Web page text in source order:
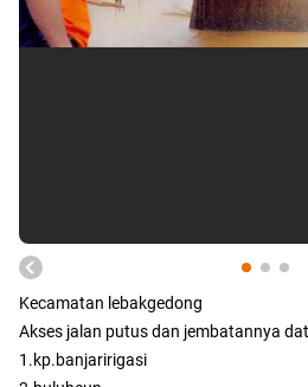
Kecamatan lebakgedong
Akses jalan putus dan jembatannya
1.kp.banjaririgasi